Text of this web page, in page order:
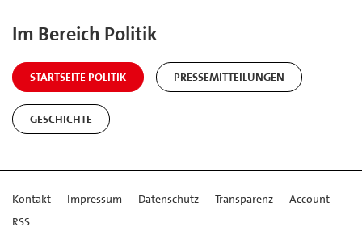
Im Bereich Politik
STARTSEITE POLITIK PRESSEMITTEILUNGEN
GESCHICHTE
Kontakt Impressum Datenschutz Transparenz
Account
RSS